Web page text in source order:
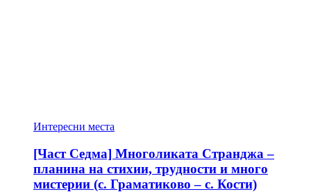
Интересни места
[Част Седма] Многоликата Странджа –
планина на стихии, трудности и много
мистерии (с. Граматиково – с. Кости)